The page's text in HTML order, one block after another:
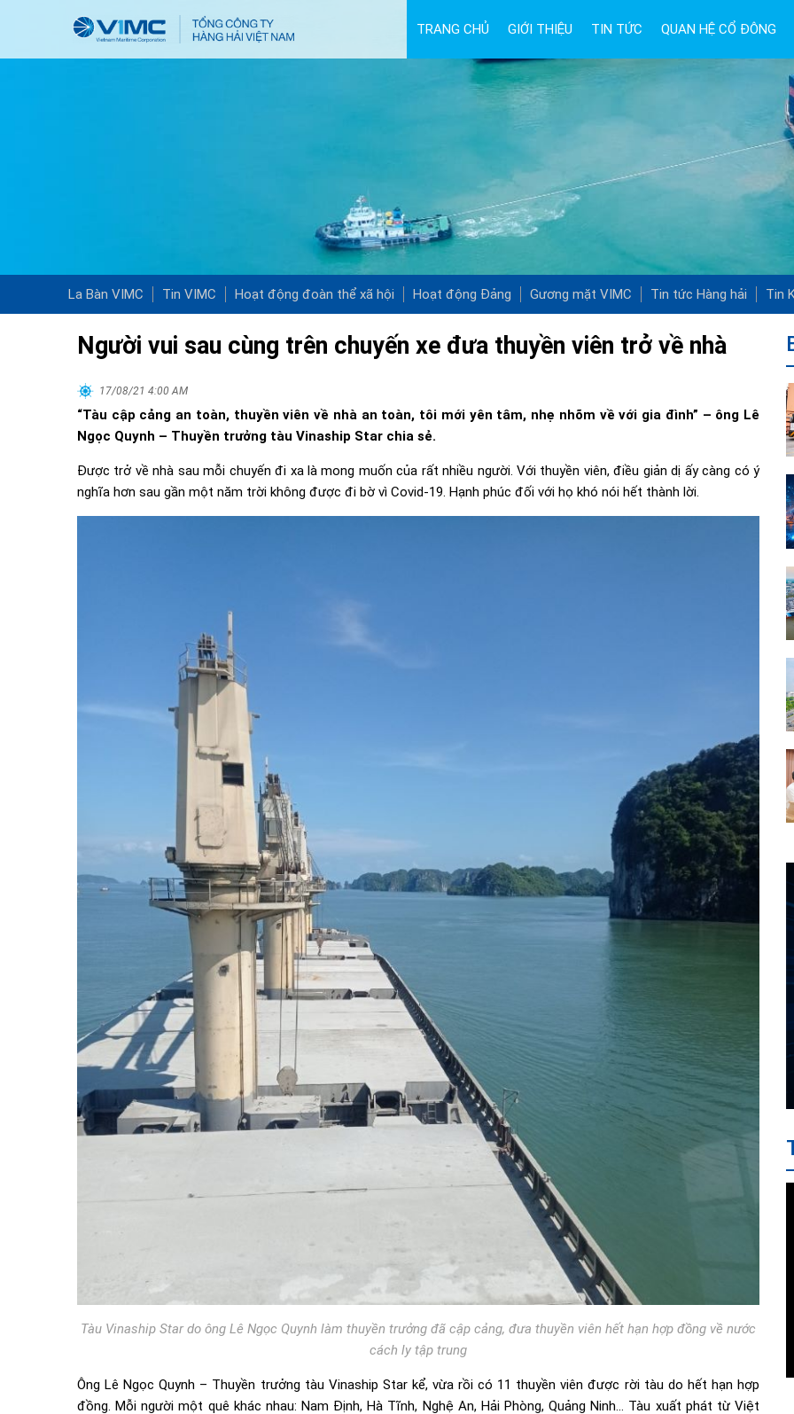
TRANG CHỦ GIỚI THIỆU TIN TỨC QUAN HỆ CỔ ĐÔNG
La Bàn VIMC Tin VIMC Hoạt động đoàn thể xã hội Hoạt động Đảng Gương mặt VIMC Tin tức Hàng hải Tin
Người vui sau cùng trên chuyến xe đưa thuyền viên trở về nhà
17/08/21 4:00 AM
“Tàu cập cảng an toàn, thuyền viên về nhà an toàn, tôi mới yên tâm, nhẹ nhõm về với gia đình” – ông Lê
Ngọc Quynh – Thuyền trưởng tàu Vinaship Star chia sẻ.
Được trở về nhà sau mỗi chuyến đi xa là mong muốn của rất nhiều người. Với thuyền viên, điều giản dị ấy càng có ý
nghĩa hơn sau gần một năm trời không được đi bờ vì Covid-19. Hạnh phúc đối với họ khó nói hết thành lời.
Tàu Vinaship Star do ông Lê Ngọc Quynh làm thuyền trưởng đã cập cảng, đưa thuyền viên hết hạn hợp đồng về nước
cách ly tập trung
Ông Lê Ngọc Quynh – Thuyền trưởng tàu Vinaship Star kể, vừa rồi có 11 thuyền viên được rời tàu do hết hạn hợp
đồng. Mỗi người một quê khác nhau: Nam Định, Hà Tĩnh, Nghệ An, Hải Phòng, Quảng Ninh… Tàu xuất phát từ Việt